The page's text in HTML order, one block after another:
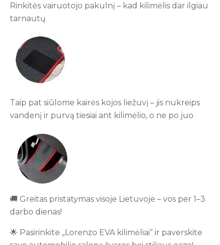
Rinkitės vairuotojo pakulnį – kad kilimėlis dar ilgiau
tarnautų
Taip pat siūlome kairės kojos liežuvį – jis nukreips
vandenį ir purvą tiesiai ant kilimėlio, o ne po juo
🚚 Greitas pristatymas visoje Lietuvoje – vos per 1–3
darbo dienas!
🌟 Pasirinkite „Lorenzo EVA kilimėliai“ ir paverskite